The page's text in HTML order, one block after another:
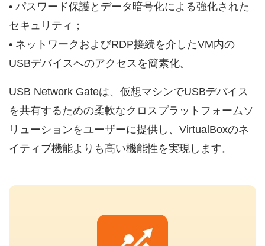
• パスワード保護とデータ暗号化による強化された
セキュリティ；
• ネットワークおよびRDP接続を介したVM内の
USBデバイスへのアクセスを簡素化。
USB Network Gateは、仮想マシンでUSBデバイス
を共有するための柔軟なクロスプラットフォームソ
リューションをユーザーに提供し、VirtualBoxのネ
イティブ機能よりも高い機能性を実現します。